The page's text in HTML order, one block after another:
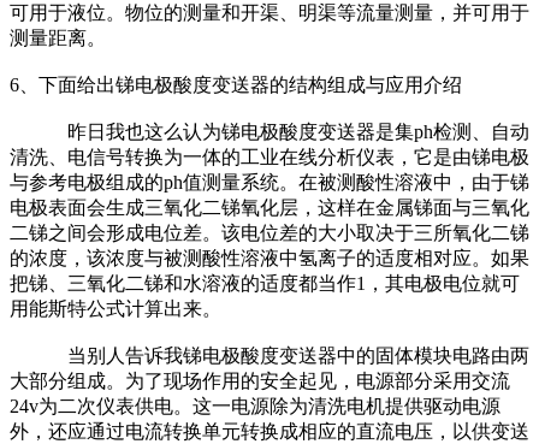
可用于液位。物位的测量和开渠、明渠等流量测量，并可用于
测量距离。
6、下面给出锑电极酸度变送器的结构组成与应用介绍
昨日我也这么认为锑电极酸度变送器是集ph检测、自动
清洗、电信号转换为一体的工业在线分析仪表，它是由锑电极
与参考电极组成的ph值测量系统。在被测酸性溶液中，由于锑
电极表面会生成三氧化二锑氧化层，这样在金属锑面与三氧化
二锑之间会形成电位差。该电位差的大小取决于三所氧化二锑
的浓度，该浓度与被测酸性溶液中氢离子的适度相对应。如果
把锑、三氧化二锑和水溶液的适度都当作1，其电极电位就可
用能斯特公式计算出来。
当别人告诉我锑电极酸度变送器中的固体模块电路由两
大部分组成。为了现场作用的安全起见，电源部分采用交流
24v为二次仪表供电。这一电源除为清洗电机提供驱动电源
外，还应通过电流转换单元转换成相应的直流电压，以供变送